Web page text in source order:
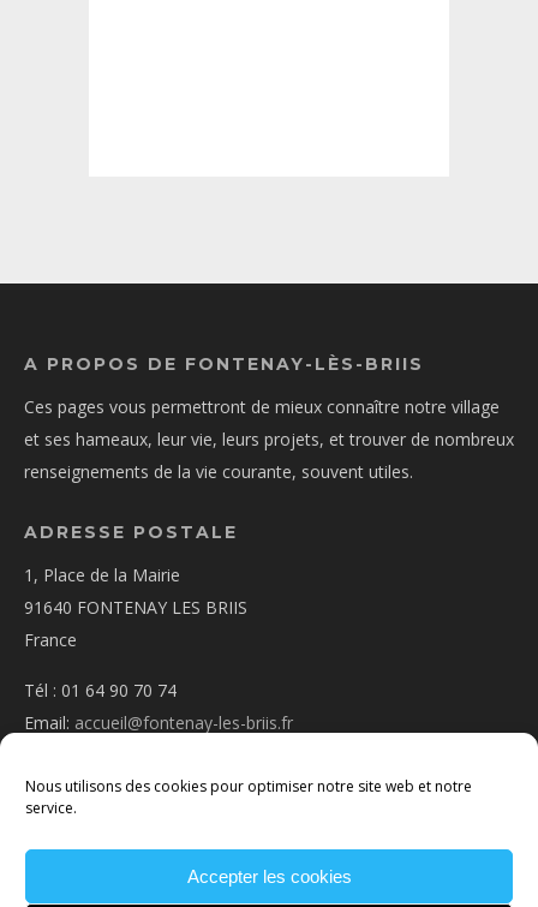
Nous utilisons des cookies pour optimiser notre site web et notre
service.
Accepter les cookies
A PROPOS DE FONTENAY-LÈS-BRIIS
Ces pages vous permettront de mieux connaître notre village
et ses hameaux, leur vie, leurs projets, et trouver de nombreux
renseignements de la vie courante, souvent utiles.
ADRESSE POSTALE
1, Place de la Mairie
91640 FONTENAY LES BRIIS
France
Tél : 01 64 90 70 74
Email: accueil@fontenay-les-briis.fr
NOUS CONTACTER